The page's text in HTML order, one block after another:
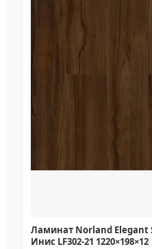
Ламинат Norland Elegant
Инис LF302-21 1220×198×12